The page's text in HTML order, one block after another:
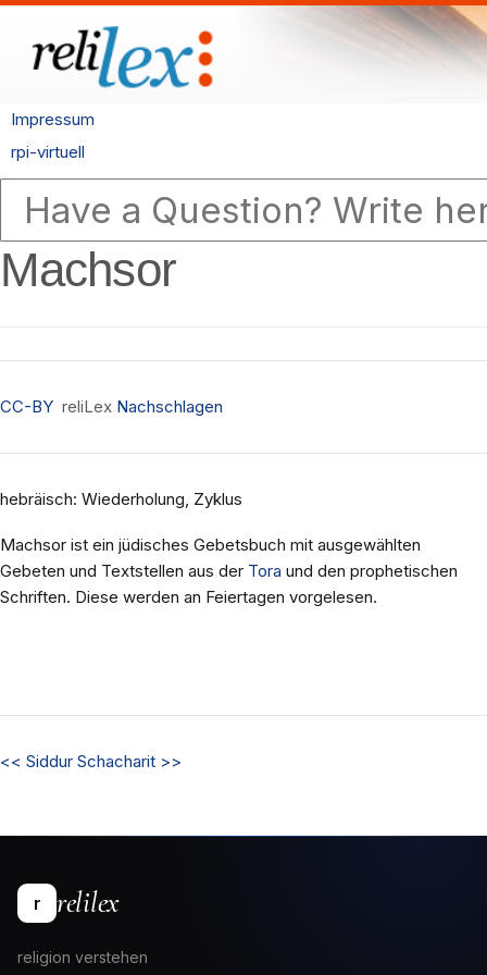
Impressum
rpi-virtuell
Machsor
CC-BY reliLex Nachschlagen
hebräisch: Wiederholung, Zyklus
Machsor ist ein jüdisches Gebetsbuch mit ausgewählten
Gebeten und Textstellen aus der Tora und den prophetischen
Schriften. Diese werden an Feiertagen vorgelesen.
<< Siddur Schacharit >>
r relilex
religion verstehen